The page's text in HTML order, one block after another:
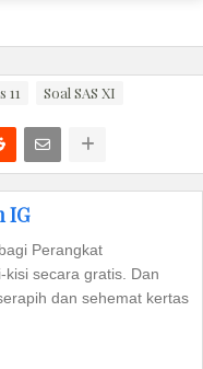
11 Soal SAS XI
IG
Perangkat
kisi secara gratis. Dan
dan sehemat kertas